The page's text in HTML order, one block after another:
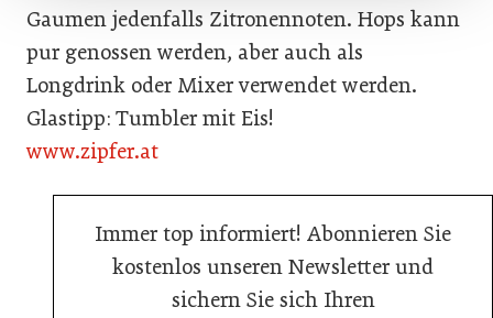
Gaumen jedenfalls Zitronennoten. Hops kann
pur genossen werden, aber auch als
Longdrink oder Mixer verwendet werden.
Glastipp: Tumbler mit Eis!
www.zipfer.at
Immer top informiert! Abonnieren Sie
kostenlos unseren Newsletter und
sichern Sie sich Ihren